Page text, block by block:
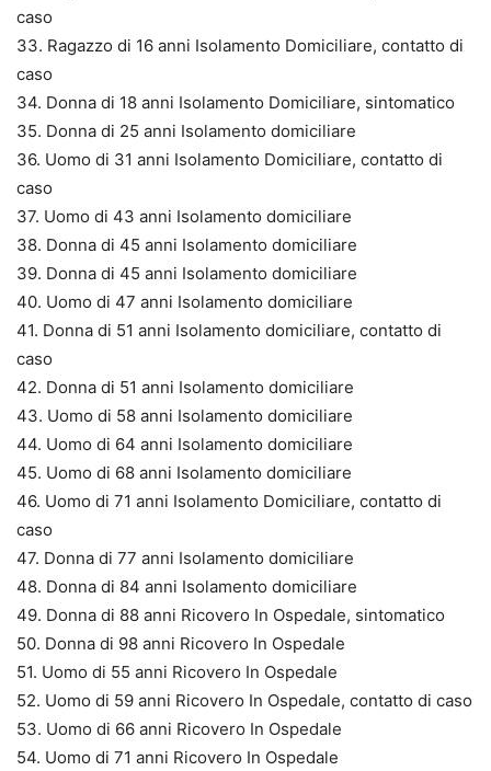
caso
33. Ragazzo di 16 anni Isolamento Domiciliare, contatto di
caso
34. Donna di 18 anni Isolamento Domiciliare, sintomatico
35. Donna di 25 anni Isolamento domiciliare
36. Uomo di 31 anni Isolamento Domiciliare, contatto di
caso
37. Uomo di 43 anni Isolamento domiciliare
38. Donna di 45 anni Isolamento domiciliare
39. Donna di 45 anni Isolamento domiciliare
40. Uomo di 47 anni Isolamento domiciliare
41. Donna di 51 anni Isolamento domiciliare, contatto di
caso
42. Donna di 51 anni Isolamento domiciliare
43. Uomo di 58 anni Isolamento domiciliare
44. Uomo di 64 anni Isolamento domiciliare
45. Uomo di 68 anni Isolamento domiciliare
46. Uomo di 71 anni Isolamento Domiciliare, contatto di
caso
47. Donna di 77 anni Isolamento domiciliare
48. Donna di 84 anni Isolamento domiciliare
49. Donna di 88 anni Ricovero In Ospedale, sintomatico
50. Donna di 98 anni Ricovero In Ospedale
51. Uomo di 55 anni Ricovero In Ospedale
52. Uomo di 59 anni Ricovero In Ospedale, contatto di caso
53. Uomo di 66 anni Ricovero In Ospedale
54. Uomo di 71 anni Ricovero In Ospedale